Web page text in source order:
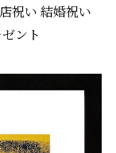
祝い 結婚祝い
ント